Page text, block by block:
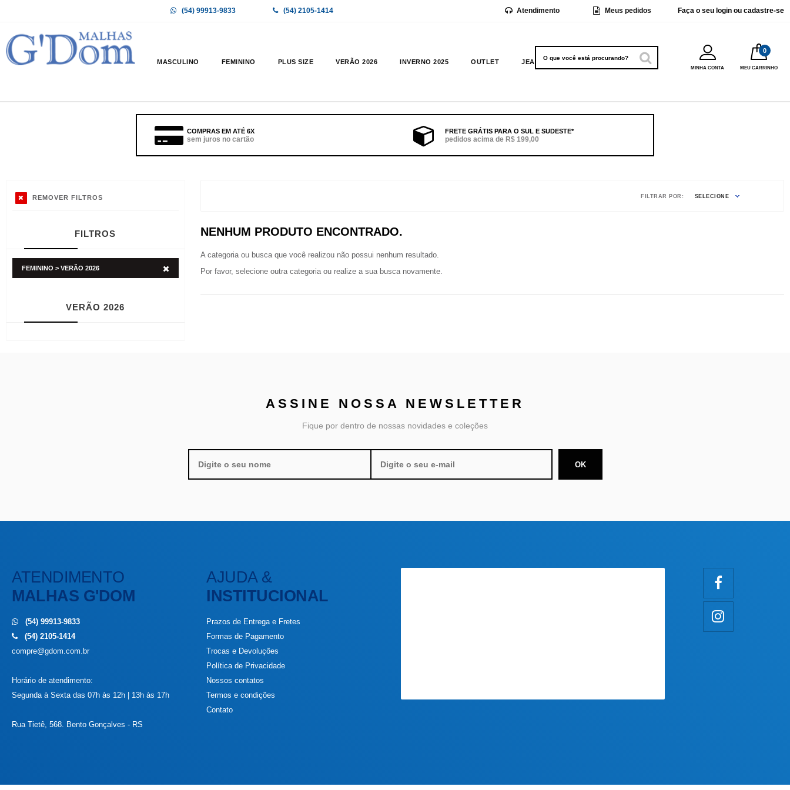
Faça o seu login ou cadastre-se
(54) 99913-9833 (54) 2105-1414 Atendimento Meus pedidos
MASCULINO FEMININO PLUS SIZE VERÃO 2026 INVERNO 2025 OUTLET JEANS
MEU CARRINHO
MINHA CONTA
COMPRAS EM ATÉ 6X
sem juros no cartão
FRETE GRÁTIS PARA O SUL E SUDESTE*
pedidos acima de R$ 199,00
REMOVER FILTROS
FILTROS
FEMININO > VERÃO 2026
VERÃO 2026
FILTRAR POR: SELECIONE
NENHUM PRODUTO ENCONTRADO.
A categoria ou busca que você realizou não possui nenhum resultado.
Por favor, selecione outra categoria ou realize a sua busca novamente.
ASSINE NOSSA NEWSLETTER
Fique por dentro de nossas novidades e coleções
ATENDIMENTO
MALHAS G'DOM
(54) 99913-9833
(54) 2105-1414
compre@gdom.com.br
Horário de atendimento:
Segunda à Sexta das 07h às 12h | 13h às 17h
Rua Tietê, 568. Bento Gonçalves - RS
AJUDA &
INSTITUCIONAL
Prazos de Entrega e Fretes
Formas de Pagamento
Trocas e Devoluções
Política de Privacidade
Nossos contatos
Termos e condições
Contato